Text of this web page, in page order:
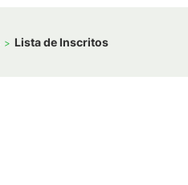
Lista de Inscritos